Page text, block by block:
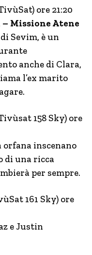
ore 21:20
Missione Atene
Sevim, è un
anche di Clara,
l’ex marito
158 Sky) ore
orfana inscenano
di una ricca
per sempre.
161 Sky) ore
e Justin